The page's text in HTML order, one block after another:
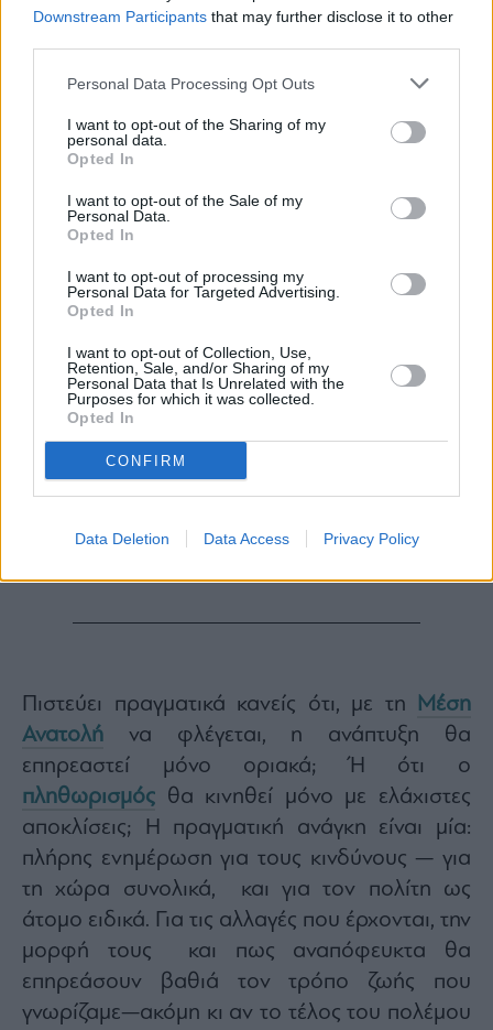
Downstream Participants that may further disclose it to other
Personal Data Processing Opt Outs
I want to opt-out of the Sharing of my
personal data.
Opted In
I want to opt-out of the Sale of my
Personal Data.
Opted In
I want to opt-out of processing my
Personal Data for Targeted Advertising.
Opted In
I want to opt-out of Collection, Use,
Retention, Sale, and/or Sharing of my
Personal Data that Is Unrelated with the
Purposes for which it was collected.
Opted In
CONFIRM
Data Deletion Data Access Privacy Policy
Πιστεύει πραγματικά κανείς ότι, με τη
Μέση
Ανατολή να φλέγεται, η ανάπτυξη θα
επηρεαστεί μόνο οριακά; Ή ότι ο
πληθωρισμός θα κινηθεί μόνο με ελάχιστες
αποκλίσεις; Η πραγματική ανάγκη είναι μία:
πλήρης ενημέρωση για τους κινδύνους — για
τη χώρα συνολικά, και για τον πολίτη ως
άτομο ειδικά. Για τις αλλαγές που έρχονται, την
μορφή τους και πως αναπόφευκτα θα
επηρεάσουν βαθιά τον τρόπο ζωής που
γνωρίζαμε—ακόμη κι αν το τέλος του πολέμου